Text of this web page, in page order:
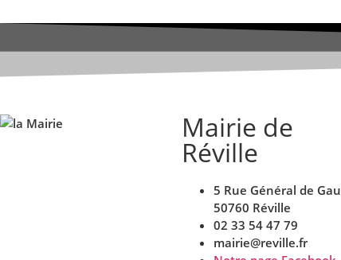
Mairie de
Réville
5 Rue Général de
50760 Réville
02 33 54 47 79
mairie@reville.fr